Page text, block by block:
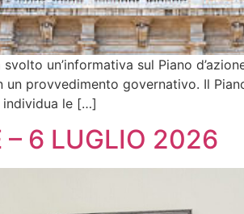
un’informativa sul Piano
provvedimento governativo. Il
individua le […]
– 6 LUGLIO 2026